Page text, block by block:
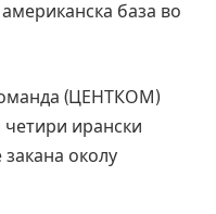
база во
(ЦЕНТКОМ)
ирански
околу